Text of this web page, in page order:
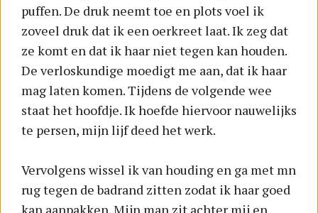
puffen. De druk neemt toe en plots voel ik
zoveel druk dat ik een oerkreet laat. Ik zeg dat
ze komt en dat ik haar niet tegen kan houden.
De verloskundige moedigt me aan, dat ik haar
mag laten komen. Tijdens de volgende wee
staat het hoofdje. Ik hoefde hiervoor nauwelijks
te persen, mijn lijf deed het werk.
Vervolgens wissel ik van houding en ga met mn
rug tegen de badrand zitten zodat ik haar goed
kan aanpakken. Mijn man zit achter mij en